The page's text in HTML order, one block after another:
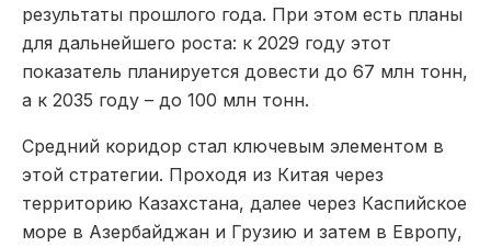
результаты прошлого года. При этом есть планы
для дальнейшего роста: к 2029 году этот
показатель планируется довести до 67 млн тонн,
а к 2035 году – до 100 млн тонн.
Средний коридор стал ключевым элементом в
этой стратегии. Проходя из Китая через
территорию Казахстана, далее через Каспийское
море в Азербайджан и Грузию и затем в Европу,